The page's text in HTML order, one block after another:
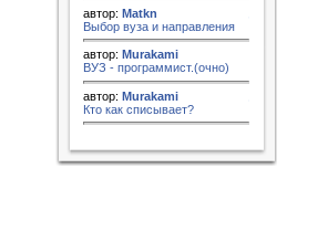
автор: Matkn
Выбор вуза и направления
автор: Murakami
ВУЗ - программист.(очно)
автор: Murakami
Кто как списывает?